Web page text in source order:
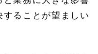
ることが望ましい